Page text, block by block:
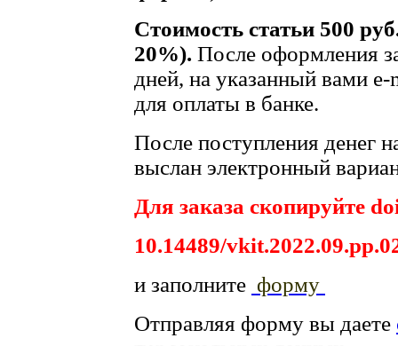
Стоимость статьи 500
20%). После оформления
дней, на указанный вами
для оплаты в банке.
После поступления денег
выслан электронный
Для заказа скопируйте
10.14489/
и заполните форму
Отправляя форму вы даете